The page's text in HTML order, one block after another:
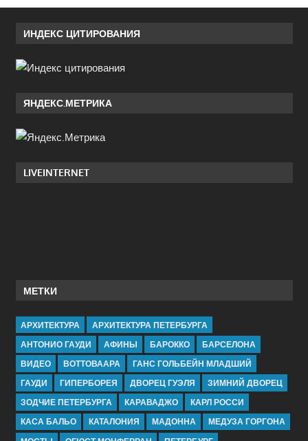
ИНДЕКС ЦИТИРОВАНИЯ
ЯНДЕКС.МЕТРИКА
LIVEINTERNET
МЕТКИ
АРХИТЕКТУРА
АРХИТЕКТУРА ПЕТЕРБУРГА
АНТОНИО ГАУДИ
АФИНЫ БАРОККО
БАРСЕЛОНА
ВИДЕО
ВОТТОВААРА
ГАНС ГОЛЬБЕЙН МЛАДШИЙ
ГАУДИ
ГИПЕРБОРЕЯ ДВОРЕЦ ГУЭЛЯ
ЗИМНИЙ ДВОРЕЦ
ЗОДЧИЕ ПЕТЕРБУРГА
КАРАВАДЖО
КАРЛ РОССИ
КАСА БАЛЬО
КАТАЛОНИЯ МАДОННА
МЕДУЗА ГОРГОНА